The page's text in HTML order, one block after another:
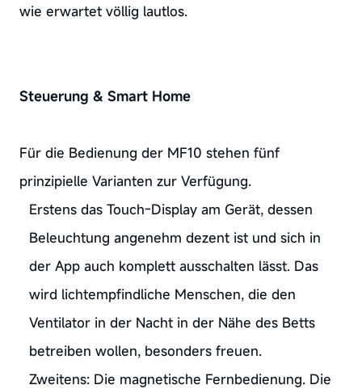
wie erwartet völlig lautlos.
Steuerung & Smart Home
Für die Bedienung der MF10 stehen fünf
prinzipielle Varianten zur Verfügung.
Erstens das Touch-Display am Gerät, dessen
Beleuchtung angenehm dezent ist und sich in
der App auch komplett ausschalten lässt. Das
wird lichtempfindliche Menschen, die den
Ventilator in der Nacht in der Nähe des Betts
betreiben wollen, besonders freuen.
Zweitens: Die magnetische Fernbedienung. Die